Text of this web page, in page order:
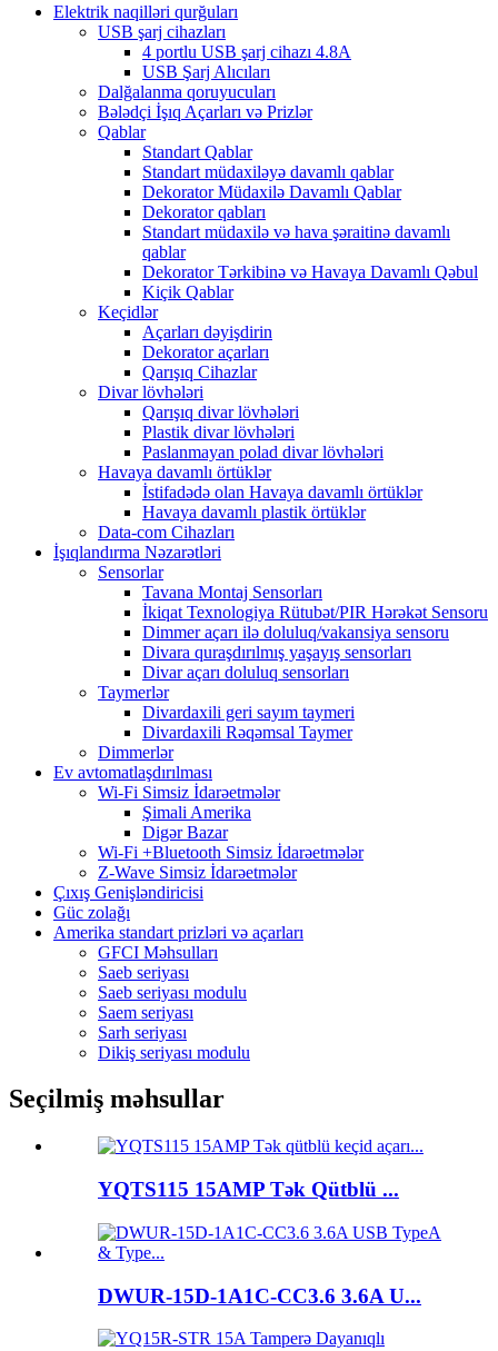
Elektrik naqilləri qurğuları
USB şarj cihazları
4 portlu USB şarj cihazı 4.8A
USB Şarj Alıcıları
Dalğalanma qoruyucuları
Bələdçi İşıq Açarları və Prizlər
Qablar
Standart Qablar
Standart müdaxiləyə davamlı qablar
Dekorator Müdaxilə Davamlı Qablar
Dekorator qabları
Standart müdaxilə və hava şəraitinə davamlı
qablar
Dekorator Tərkibinə və Havaya Davamlı Qəbul
Kiçik Qablar
Keçidlər
Açarları dəyişdirin
Dekorator açarları
Qarışıq Cihazlar
Divar lövhələri
Qarışıq divar lövhələri
Plastik divar lövhələri
Paslanmayan polad divar lövhələri
Havaya davamlı örtüklər
İstifadədə olan Havaya davamlı örtüklər
Havaya davamlı plastik örtüklər
Data-com Cihazları
İşıqlandırma Nəzarətləri
Sensorlar
Tavana Montaj Sensorları
İkiqat Texnologiya Rütubət/PIR Hərəkət Sensoru
Dimmer açarı ilə doluluq/vakansiya sensoru
Divara quraşdırılmış yaşayış sensorları
Divar açarı doluluq sensorları
Taymerlər
Divardaxili geri sayım taymeri
Divardaxili Rəqəmsal Taymer
Dimmerlər
Ev avtomatlaşdırılması
Wi-Fi Simsiz İdarəetmələr
Şimali Amerika
Digər Bazar
Wi-Fi +Bluetooth Simsiz İdarəetmələr
Z-Wave Simsiz İdarəetmələr
Çıxış Genişləndiricisi
Güc zolağı
Amerika standart prizləri və açarları
GFCI Məhsulları
Saeb seriyası
Saeb seriyası modulu
Saem seriyası
Sarh seriyası
Dikiş seriyası modulu
Seçilmiş məhsullar
YQTS115 15AMP Tək Qütblü ...
DWUR-15D-1A1C-CC3.6 3.6A U...